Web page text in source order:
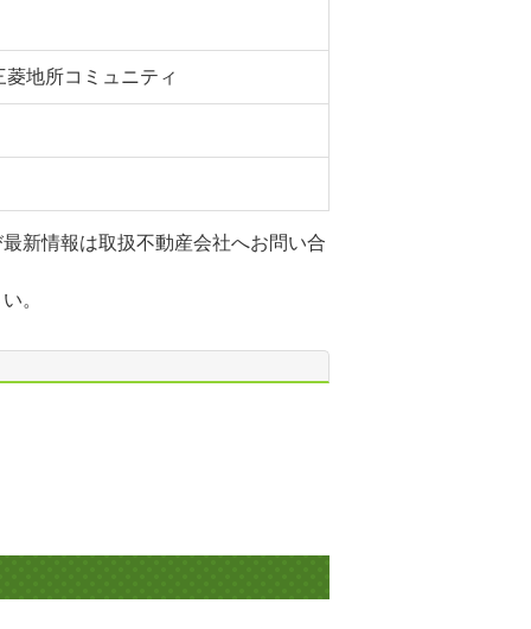
菱地所コミュニティ
新情報は取扱不動産会社へお問い合
。